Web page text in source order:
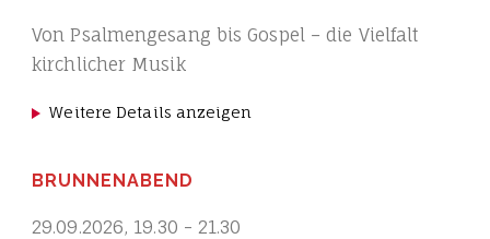
Von Psalmengesang bis Gospel – die Vielfalt
kirchlicher Musik
Weitere Details anzeigen
BRUNNENABEND
29.09.2026, 19.30 - 21.30